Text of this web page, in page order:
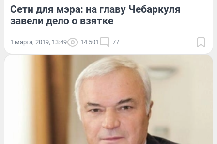
Сети для мэра: на главу Чебаркуля
завели дело о взятке
1 марта, 2019, 13:49 14 501 77